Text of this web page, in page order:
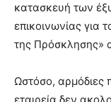
κατασκευή των
επικοινωνίας για
της Πρόσκλησης»
Ωστόσο, αρμόδιες